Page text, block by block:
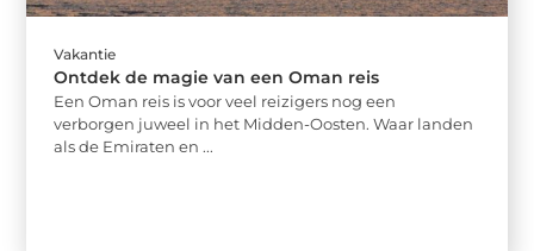
Vakantie
Ontdek de magie van een Oman reis
Een Oman reis is voor veel reizigers nog een
verborgen juweel in het Midden-Oosten. Waar landen
als de Emiraten en ...